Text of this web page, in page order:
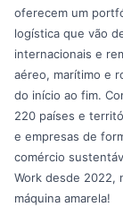
oferecem um
logística que vão
internacionais e
aéreo, marítimo e
do início ao fim.
220 países e
e empresas de
comércio
Work desde 2022,
máquina amarela!